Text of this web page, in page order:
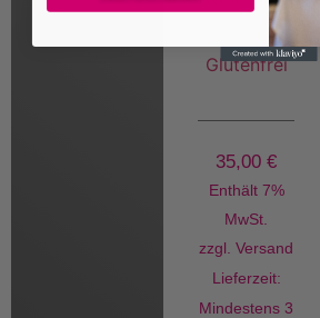
Glutenfrei
35,00€
Enthält 7%
MwSt.
zzgl.Versand
Lieferzeit:
Mindestens 3